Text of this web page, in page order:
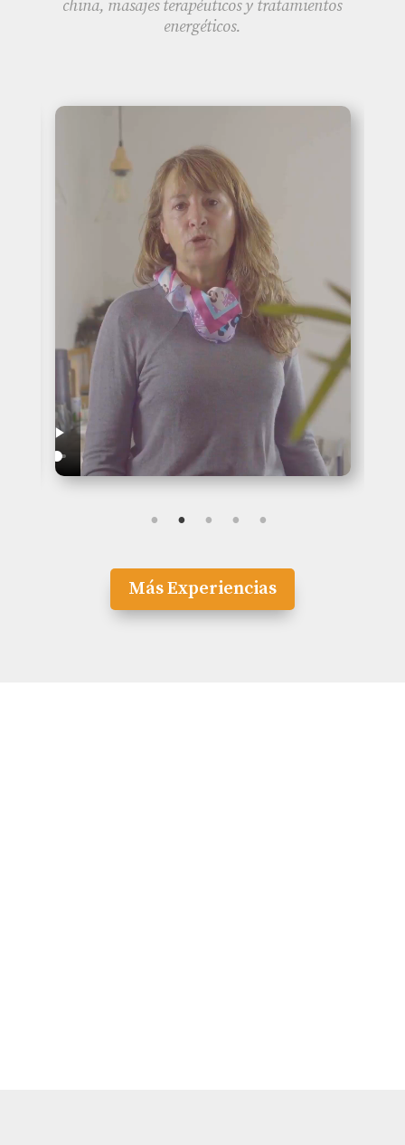
china, masajes terapéuticos y tratamientos
energéticos.
Más Experiencias